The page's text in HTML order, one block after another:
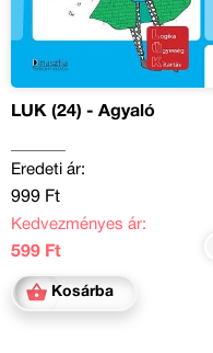
LÜK (24) - Agyaló
Eredeti ár:
999 Ft
Kedvezményes ár:
599 Ft
Kosárba